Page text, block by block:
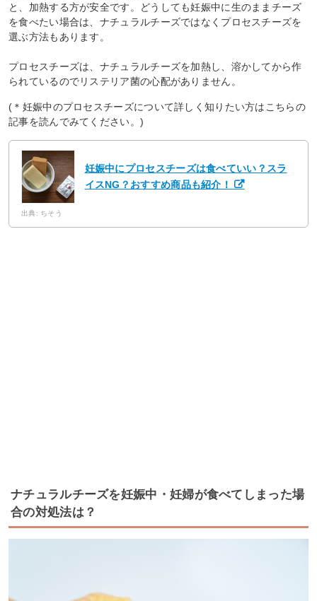
と、加熱する方が安全です。どうしても妊娠中に生のままチーズ
を食べたい場合は、ナチュラルチーズではなくプロセスチーズを
選ぶ方法もあります。
プロセスチーズは、ナチュラルチーズを加熱し、溶かしてから作
られているのでリステリア菌の心配がありません。
(＊妊娠中のプロセスチーズについて詳しく知りたい方はこちらの
記事を読んでみてください。)
妊娠中にプロセスチーズは食べていい？スラ
イスNG？おすすめ商品も紹介！
出典: ちそう
ナチュラルチーズを妊娠中・妊婦が食べてしまった場
合の対処法は？